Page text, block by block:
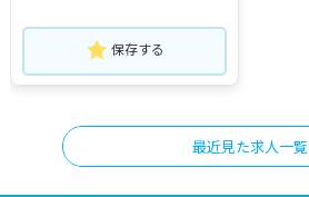
保存する
最近見た求人一覧